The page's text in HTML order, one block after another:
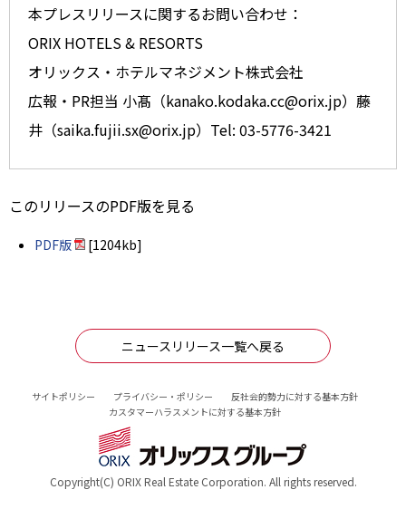
本プレスリリースに関するお問い合わせ：
ORIX HOTELS & RESORTS
オリックス・ホテルマネジメント株式会社
広報・PR担当 小髙（kanako.kodaka.cc@orix.jp）藤
井（saika.fujii.sx@orix.jp）Tel: 03-5776-3421
このリリースのPDF版を見る
PDF版 [1204kb]
ニュースリリース一覧へ戻る
サイトポリシー プライバシー・ポリシー
反社会的勢力に対する基本方針
カスタマーハラスメントに対する基本方針
Copyright(C) ORIX Real Estate Corporation. All rights reserved.